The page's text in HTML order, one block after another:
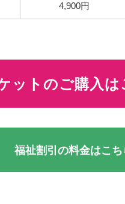
4,900円
ットのご購入は
福祉割引の料金はこち